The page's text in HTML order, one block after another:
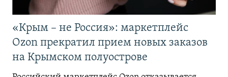
«Крым – не Россия»: маркетплейс
Ozon прекратил прием новых заказов
на Крымском полуострове